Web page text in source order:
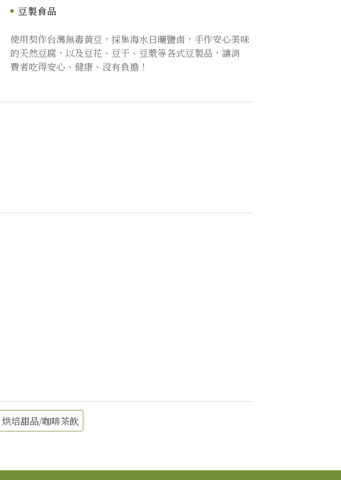
豆製食品
使用契作台灣無毒黃豆，採集海水日曬鹽鹵，手作安心美味
的天然豆腐，以及豆花、豆干、豆漿等各式豆製品，讓消
費者吃得安心、健康、沒有負擔！
烘培甜品/咖啡茶飲